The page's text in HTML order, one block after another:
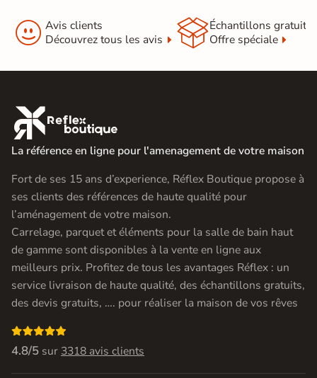
 Avis clients
Découvrez tous les avis
Échantillons gratuit
Offre spéciale

La référence en ligne pour l'amenagement de votre maison
Fort de ses 15 ans d’experience, Réflex Boutique propose à
ses clients des références de haute qualité pour
l’aménagement de votre maison.
Carrelage, parquet et éléments pour la salle de bain haut
de gamme sont disponibles à la vente en ligne aux
meilleurs prix. Profitez de tous les avantages Réflex : un
service livraison de haute qualité, des échantillons gratuits,
des devis gratuits, …. pour réaliser la maison de vos rêves

4.8/5 sur 3318 avis clients